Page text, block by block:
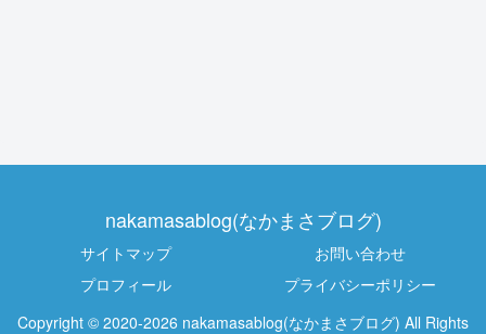
nakamasablog(なかまさブログ)
サイトマップ
お問い合わせ
プロフィール
プライバシーポリシー
Copyright © 2020-2026 nakamasablog(なかまさブログ) All Rights